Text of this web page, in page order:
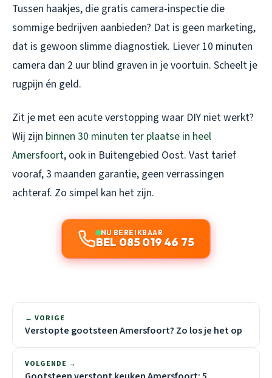
Tussen haakjes, die gratis camera-inspectie die
sommige bedrijven aanbieden? Dat is geen marketing,
dat is gewoon slimme diagnostiek. Liever 10 minuten
camera dan 2 uur blind graven in je voortuin. Scheelt je
rugpijn én geld.
Zit je met een acute verstopping waar DIY niet werkt?
Wij zijn binnen 30 minuten ter plaatse in heel
Amersfoort, ook in Buitengebied Oost. Vast tarief
vooraf, 3 maanden garantie, geen verrassingen
achteraf. Zo simpel kan het zijn.
NU BEREIKBAAR
BEL 085 019 46 75
← VORIGE
Verstopte gootsteen Amersfoort? Zo los je het op
VOLGENDE →